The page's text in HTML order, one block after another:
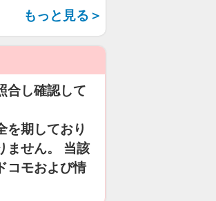
もっと見る＞
合し確認して
を期しており
ません。 当該
コモおよび情